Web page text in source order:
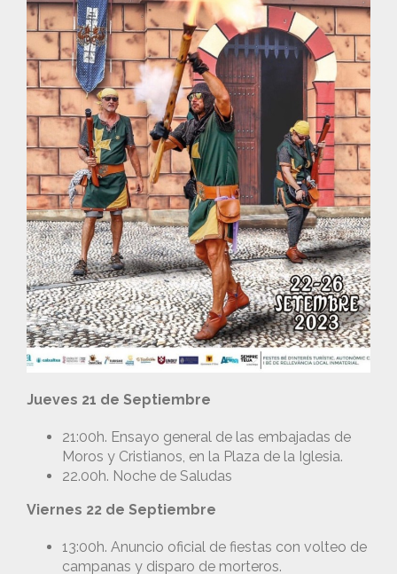
Jueves 21 de Septiembre
21:00h. Ensayo general de las embajadas de
Moros y Cristianos, en la Plaza de la Iglesia.
22.00h. Noche de Saludas
Viernes 22 de Septiembre
13:00h. Anuncio oficial de fiestas con volteo de
campanas y disparo de morteros.